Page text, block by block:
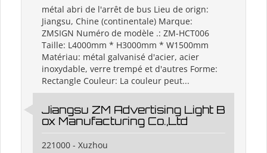
métal abri de l'arrêt de bus Lieu de orign:
Jiangsu, Chine (continentale) Marque:
ZMSIGN Numéro de modèle .: ZM-HCT006
Taille: L4000mm * H3000mm * W1500mm
Matériau: métal galvanisé d'acier, acier
inoxydable, verre trempé et d'autres Forme:
Rectangle Couleur: La couleur peut...
Jiangsu ZM Advertising Light B
ox Manufacturing Co.,Ltd
221000 - Xuzhou